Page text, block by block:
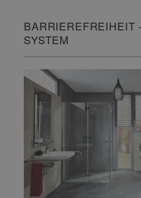
BARRIEREFREIHEIT
SYSTEM